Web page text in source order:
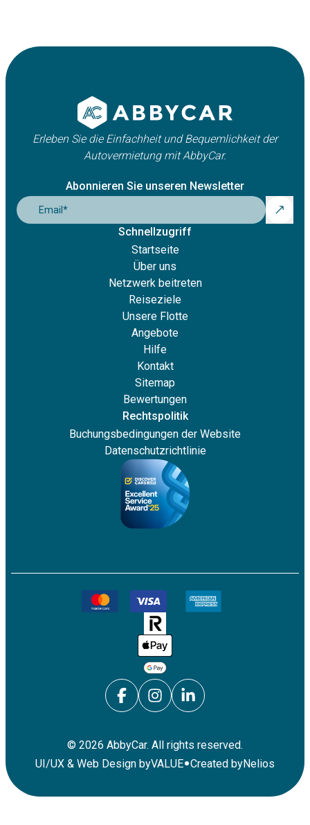
VW T-Cross
4 5 1 Automatikgetriebe
Auto ansehen
VW T-Cross
Schaltgetriebe
Auto ansehen
Peugeot 2008
5 5 Schaltgetriebe
Auto ansehen
Nissan Qashqai
Erleben Sie die Einfachheit und Bequemlichkeit der
Autovermietung mit AbbyCar.
Abonnieren Sie unseren Newsletter
Email *
Schnellzugriff
Startseite
Über uns
Netzwerk beitreten
Reiseziele
Unsere Flotte
Angebote
Hilfe
Kontakt
Sitemap
Bewertungen
Rechtspolitik
Buchungsbedingungen der Website
Datenschutzrichtlinie
© 2026 AbbyCar. All rights reserved.
UI/UX & Web Design byVALUE•Created byNelios